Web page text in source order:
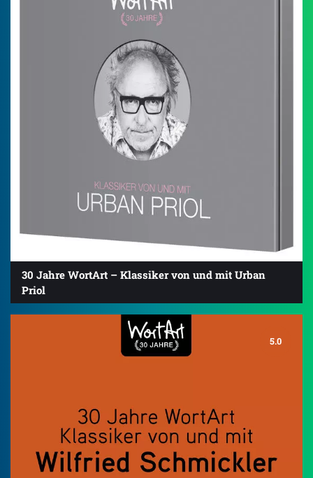
30 Jahre WortArt – Klassiker von und mit Urban
Priol
5.0